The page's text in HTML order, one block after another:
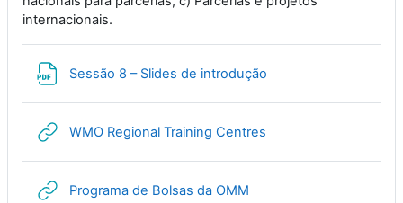
internacionais.
Sessão 8 – Slides de introdução
WMO Regional Training Centres
Programa de Bolsas da OMM